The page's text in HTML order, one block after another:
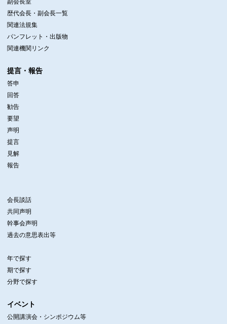
副会長室
歴代会長・副会長一覧
関連法規集
パンフレット・出版物
関連機関リンク
提言・報告
答申
回答
勧告
要望
声明
提言
見解
報告
会長談話
共同声明
幹事会声明
過去の意思表出等
年で探す
期で探す
分野で探す
イベント
公開講演会・シンポジウム等